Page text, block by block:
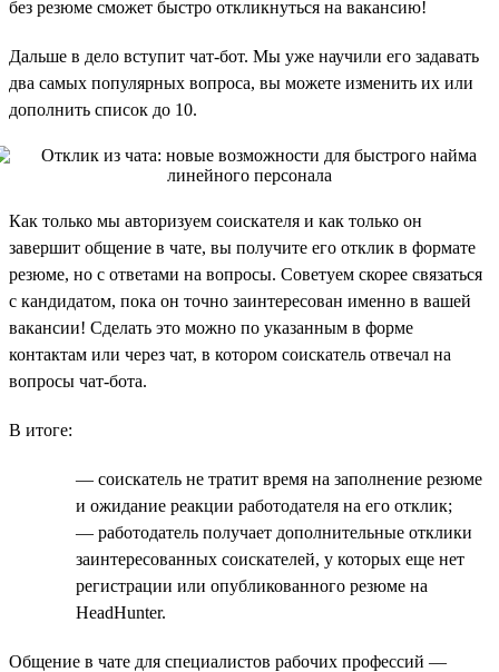
без резюме сможет быстро откликнуться на вакансию!
Дальше в дело вступит чат-бот. Мы уже научили его задавать
два самых популярных вопроса, вы можете изменить их или
дополнить список до 10.
Как только мы авторизуем соискателя и как только он
завершит общение в чате, вы получите его отклик в формате
резюме, но с ответами на вопросы. Советуем скорее связаться
с кандидатом, пока он точно заинтересован именно в вашей
вакансии! Сделать это можно по указанным в форме
контактам или через чат, в котором соискатель отвечал на
вопросы чат-бота.
В итоге:
— соискатель не тратит время на заполнение резюме
и ожидание реакции работодателя на его отклик;
— работодатель получает дополнительные отклики
заинтересованных соискателей, у которых еще нет
регистрации или опубликованного резюме на
HeadHunter.
Общение в чате для специалистов рабочих профессий —